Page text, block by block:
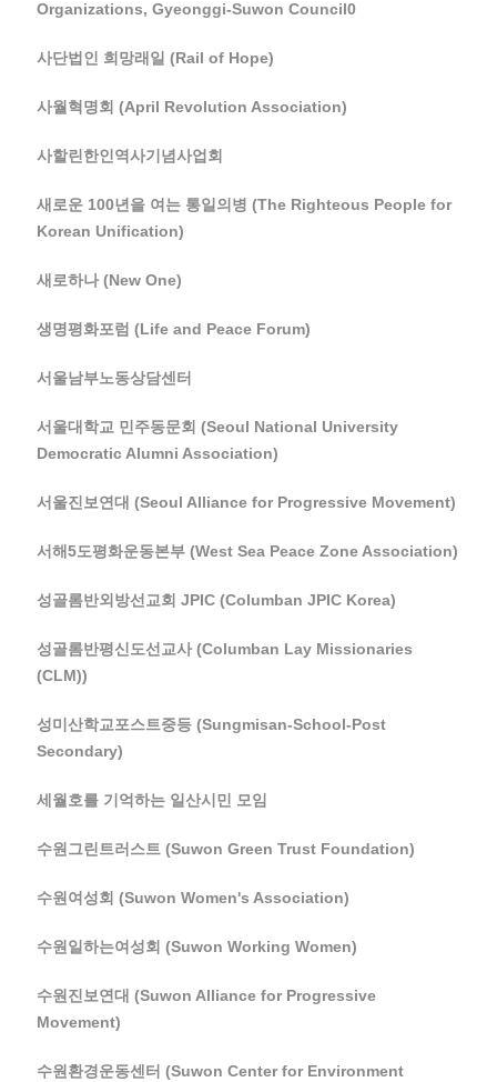
Organizations, Gyeonggi-Suwon Council0
사단법인 희망래일 (Rail of Hope)
사월혁명회 (April Revolution Association)
사할린한인역사기념사업회
새로운 100년을 여는 통일의병 (The Righteous People for
Korean Unification)
새로하나 (New One)
생명평화포럼 (Life and Peace Forum)
서울남부노동상담센터
서울대학교 민주동문회 (Seoul National University
Democratic Alumni Association)
서울진보연대 (Seoul Alliance for Progressive Movement)
서해5도평화운동본부 (West Sea Peace Zone Association)
성골롬반외방선교회 JPIC (Columban JPIC Korea)
성골롬반평신도선교사 (Columban Lay Missionaries
(CLM))
성미산학교포스트중등 (Sungmisan-School-Post
Secondary)
세월호를 기억하는 일산시민 모임
수원그린트러스트 (Suwon Green Trust Foundation)
수원여성회 (Suwon Women's Association)
수원일하는여성회 (Suwon Working Women)
수원진보연대 (Suwon Alliance for Progressive
Movement)
수원환경운동센터 (Suwon Center for Environment